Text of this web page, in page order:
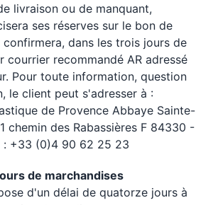
livraison ou de manquant,
ses réserves sur le bon de
dans les trois jours de
courrier recommandé AR adressé
Pour toute information, question
le client peut s'adresser à :
de Provence Abbaye Sainte-
chemin des Rabassières F 84330 -
: +33 (0)4 90 62 25 23
de marchandises
d'un délai de quatorze jours à